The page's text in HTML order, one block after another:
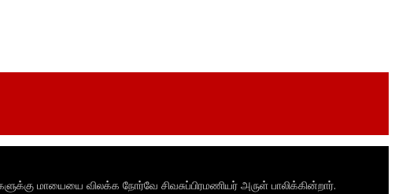
மாயையை விலக்க நோர்வே சிவசுப்பிரமணியர் அருள் பாலிக்கின்றார்.